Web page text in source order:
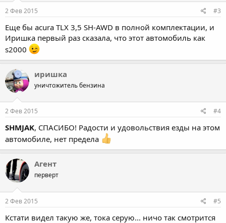
2 Фев 2015 #3
Еще бы acura TLX 3,5 SH-AWD в полной комплектации, и
Иришка первый раз сказала, что этот автомобиль как
s2000
иришка
уничтожитель бензина
2 Фев 2015 #4
SHMJAK, СПАСИБО! Радости и удовольствия езды на этом
автомобиле, нет предела
Агент
перверт
2 Фев 2015 #5
Кстати видел такую же, тока серую... ничо так смотрится